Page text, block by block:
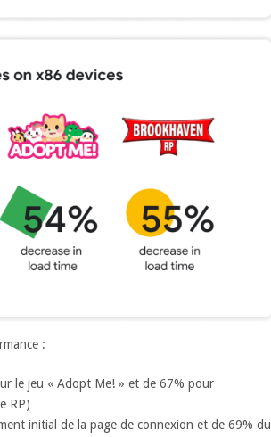
:
le jeu « Adopt Me! » et de 67% pour
RP)
initial de la page de connexion et de 69% du